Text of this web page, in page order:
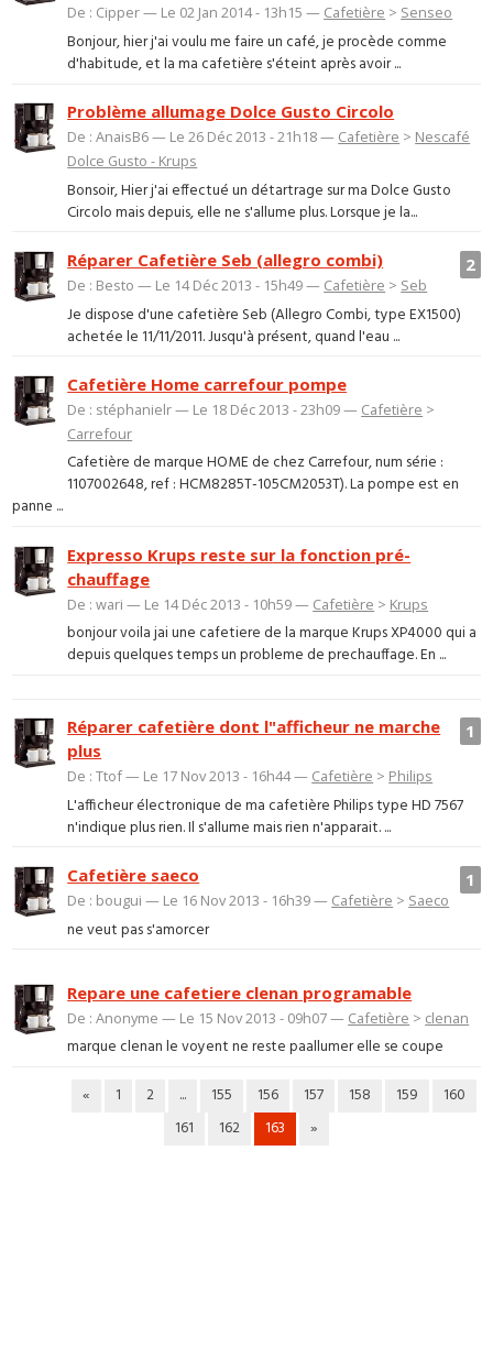
De : Cipper — Le 02 Jan 2014 - 13h15 — Cafetière > Senseo
Bonjour, hier j'ai voulu me faire un café, je procède comme
d'habitude, et la ma cafetière s'éteint après avoir ...
Problème allumage Dolce Gusto Circolo
De : AnaisB6 — Le 26 Déc 2013 - 21h18 — Cafetière > Nescafé
Dolce Gusto - Krups
Bonsoir, Hier j'ai effectué un détartrage sur ma Dolce Gusto
Circolo mais depuis, elle ne s'allume plus. Lorsque je la...
2
Réparer Cafetière Seb (allegro combi)
De : Besto — Le 14 Déc 2013 - 15h49 — Cafetière > Seb
Je dispose d'une cafetière Seb (Allegro Combi, type EX1500)
achetée le 11/11/2011. Jusqu'à présent, quand l'eau ...
Cafetière Home carrefour pompe
De : stéphanielr — Le 18 Déc 2013 - 23h09 — Cafetière >
Carrefour
Cafetière de marque HOME de chez Carrefour, num série :
1107002648, ref : HCM8285T-105CM2053T). La pompe est en
panne ...
Expresso Krups reste sur la fonction pré-
chauffage
De : wari — Le 14 Déc 2013 - 10h59 — Cafetière > Krups
bonjour voila jai une cafetiere de la marque Krups XP4000 qui a
depuis quelques temps un probleme de prechauffage. En ...
1
Réparer cafetière dont l"afficheur ne marche
plus
De : Ttof — Le 17 Nov 2013 - 16h44 — Cafetière > Philips
L'afficheur électronique de ma cafetière Philips type HD 7567
n'indique plus rien. Il s'allume mais rien n'apparait. ...
1
Cafetière saeco
De : bougui — Le 16 Nov 2013 - 16h39 — Cafetière > Saeco
ne veut pas s'amorcer
Repare une cafetiere clenan programable
De : Anonyme — Le 15 Nov 2013 - 09h07 — Cafetière > clenan
marque clenan le voyent ne reste paallumer elle se coupe
« 1 2 ... 155 156 157 158 159
160
161
162 163 »